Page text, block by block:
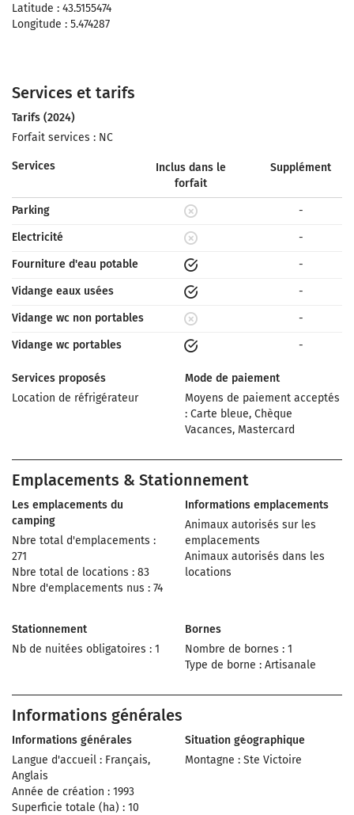
Latitude : 43.5155474
Longitude : 5.474287
Services et tarifs
Tarifs (2024)
Forfait services : NC
Services
Inclus dans le
forfait
Supplément
Parking
-
Electricité
-
Fourniture d'eau potable
-
Vidange eaux usées
-
Vidange wc non portables
-
Vidange wc portables
-
Services proposés
Location de réfrigérateur
Mode de paiement
Moyens de paiement acceptés
: Carte bleue, Chèque
Vacances, Mastercard
Emplacements & Stationnement
Les emplacements du
camping
Nbre total d'emplacements :
271
Nbre total de locations : 83
Nbre d'emplacements nus : 74
Informations emplacements
Animaux autorisés sur les
emplacements
Animaux autorisés dans les
locations
Stationnement
Nb de nuitées obligatoires : 1
Bornes
Nombre de bornes : 1
Type de borne : Artisanale
Informations générales
Informations générales
Langue d'accueil : Français,
Anglais
Année de création : 1993
Superficie totale (ha) : 10
Situation géographique
Montagne : Ste Victoire